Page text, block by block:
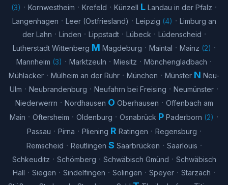
(3) · Kornwestheim · Krefeld · Künzell L Landau in der Pfalz ·
Langenhagen · Leer (Ostfriesland) · Leipzig (4) · Limburg an
der Lahn · Linden · Lippstadt· Lübeck · Lüdenscheid ·
Lutherstadt Wittenberg M Magdeburg · Maintal · Mainz (2) ·
Mannheim (3) · Marktzeuln · Miesitz · Mönchengladbach ·
Mühlacker · Mülheim an der Ruhr · München · Münster N Neu-
Ulm · Neubrandenburg · Neufahrn bei Freising · Neumünster ·
Niederwerrn · Nordhausen O Oberhausen · Offenbach am
Main · Oftersheim · Oldenburg · Osnabrück P Paderborn (2) ·
Passau · Pirna · Pliening R Ratingen · Regensburg ·
Remscheid · Reutlingen S Saarbrücken · Saarlouis ·
Schkeuditz · Schömberg · Schwäbisch Gmünd · Schwäbisch
Hall · Siegen · Sindelfingen · Solingen · Speyer · Starzach ·